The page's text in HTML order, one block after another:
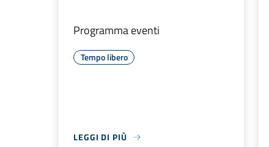
Programma eventi
Tempo libero
LEGGI DI PIÙ